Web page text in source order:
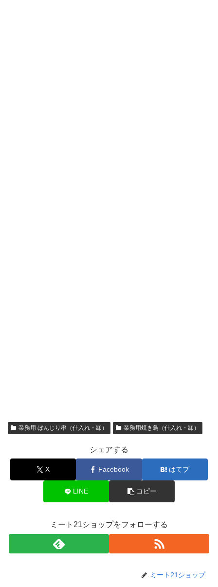
業務用 ぼんじり串（仕入れ・卸） 業務用焼き鳥（仕入れ・卸）
シェアする
X Facebook はてブ
LINE コピー
ミート21ショップをフォローする
ミート21ショップ